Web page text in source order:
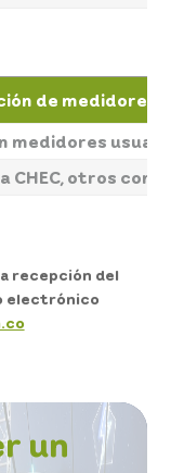
de medidores
usuario
CHEC, otros
recepción del
electrónico
un